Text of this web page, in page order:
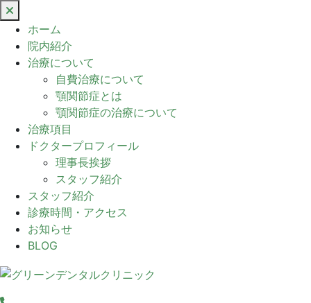
じ
る
ホーム
院内紹介
治療について
自費治療について
顎関節症とは
顎関節症の治療について
治療項目
ドクタープロフィール
理事長挨拶
スタッフ紹介
スタッフ紹介
診療時間・アクセス
お知らせ
BLOG